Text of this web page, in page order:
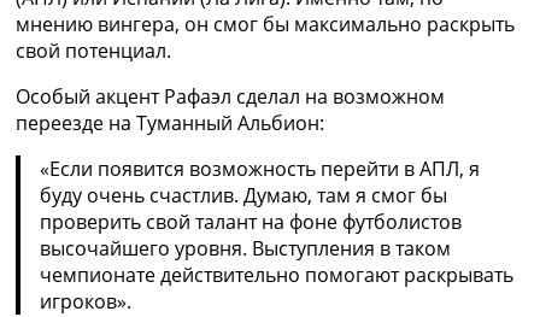
Испания. Ла Лига
Все таблицы >>>
Рейтинги
Рейтинг стран УЕФА
Рейтинг клубов УЕФА
Рейтинг ФИФА
ТВ программа
мнению вингера, он смог бы максимально раскрыть
свой потенциал.
Особый акцент Рафаэл сделал на возможном
переезде на Туманный Альбион:
«Если появится возможность перейти в АПЛ, я
буду очень счастлив. Думаю, там я смог бы
проверить свой талант на фоне футболистов
высочайшего уровня. Выступления в таком
чемпионате действительно помогают раскрывать
игроков».